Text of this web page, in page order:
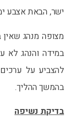
ישר, הבאת אצבע
מצופה מנהג שאין
במידה והנהג לא
להצביע על
בהמשך ההליך.
בדיקת נשיפה